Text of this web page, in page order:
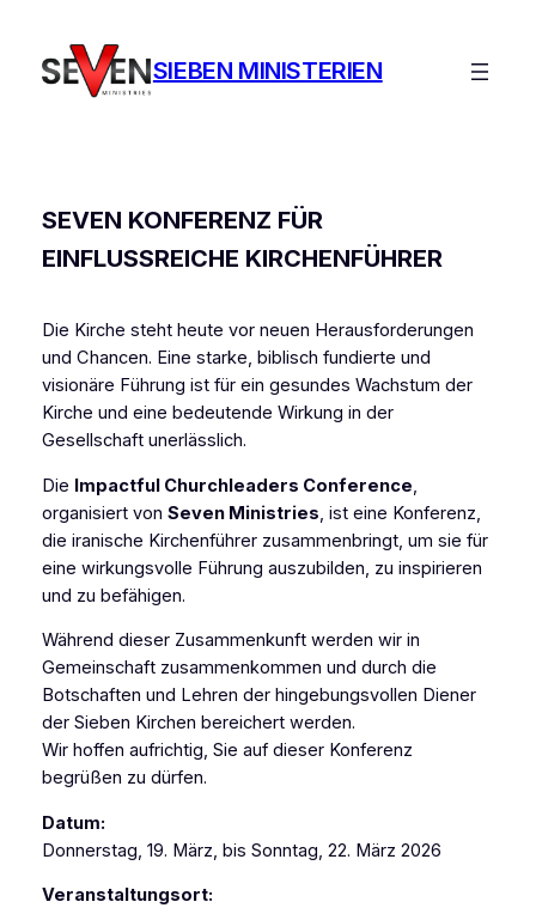
SIEBEN MINISTERIEN
SEVEN KONFERENZ FÜR
EINFLUSSREICHE KIRCHENFÜHRER
Die Kirche steht heute vor neuen Herausforderungen
und Chancen. Eine starke, biblisch fundierte und
visionäre Führung ist für ein gesundes Wachstum der
Kirche und eine bedeutende Wirkung in der
Gesellschaft unerlässlich.
Die Impactful Churchleaders Conference,
organisiert von Seven Ministries, ist eine Konferenz,
die iranische Kirchenführer zusammenbringt, um sie für
eine wirkungsvolle Führung auszubilden, zu inspirieren
und zu befähigen.
Während dieser Zusammenkunft werden wir in
Gemeinschaft zusammenkommen und durch die
Botschaften und Lehren der hingebungsvollen Diener
der Sieben Kirchen bereichert werden.
Wir hoffen aufrichtig, Sie auf dieser Konferenz
begrüßen zu dürfen.
Datum:
Donnerstag, 19. März, bis Sonntag, 22. März 2026
Veranstaltungsort: